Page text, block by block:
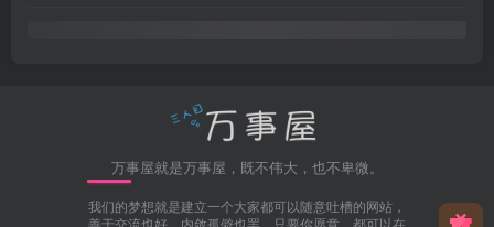
万事屋就是万事屋，既不伟大，也不卑微。
我们的梦想就是建立一个大家都可以随意吐槽的网站，